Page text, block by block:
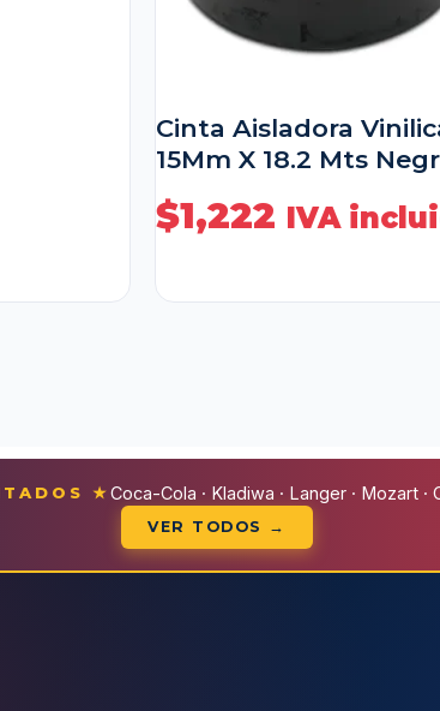
Cinta Aisladora
15Mm X 18.2 Mts
$1,222 IVA
★Coca-Cola · Kladiwa · Langer · Mozart ·
VER TODOS →